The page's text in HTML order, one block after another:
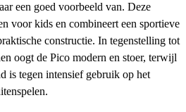
een goed voorbeeld van. Deze
voor kids en combineert een sportieve
constructie. In tegenstelling tot
oogt de Pico modern en stoer, terwijl
is tegen intensief gebruik op het